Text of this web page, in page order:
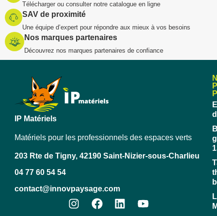
Télécharger ou consulter notre catalogue en ligne
SAV de proximité
Une équipe d’expert pour répondre aux mieux à vos besoins
Nos marques partenaires
Découvrez nos marques partenaires de confiance
IP Matériels
Matériels pour les professionnels des espaces verts
203 Rte de Tigny, 42190 Saint-Nizier-sous-Charlieu
04 77 60 54 54
contact@innovpaysage.com